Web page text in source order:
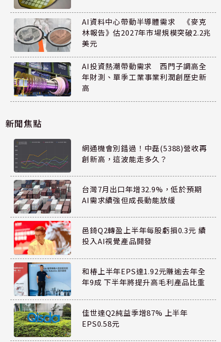
AI資料中心帶動半導體需求 《麥克
林報告》估2027年市場規模突破2.2兆
美元
AI投資熱潮帶動需求 西門子調高全
年財測、單季工業事業利潤創歷史新
高
新聞焦點
網通機會別錯過！中磊(5388)營收再
創新高，這波能走多久？
台灣7月出口年增32.9%，低於預期
AI需求續強但成長動能放緩
邑錡Q2轉盈上半年每股虧損0.3元 續
投入AI視覺產品開發
和椿上半年EPS達1.92元賺逾去年全
年9成 下半年將提升高毛利產品比重
佳世達Q2純益季增87% 上半年
EPS0.58元